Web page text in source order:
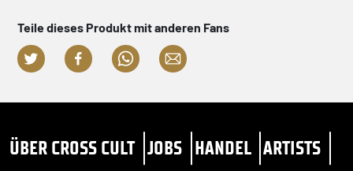
Teile dieses Produkt mit anderen Fans
ÜBER CROSS CULT JOBS HANDEL ARTISTS